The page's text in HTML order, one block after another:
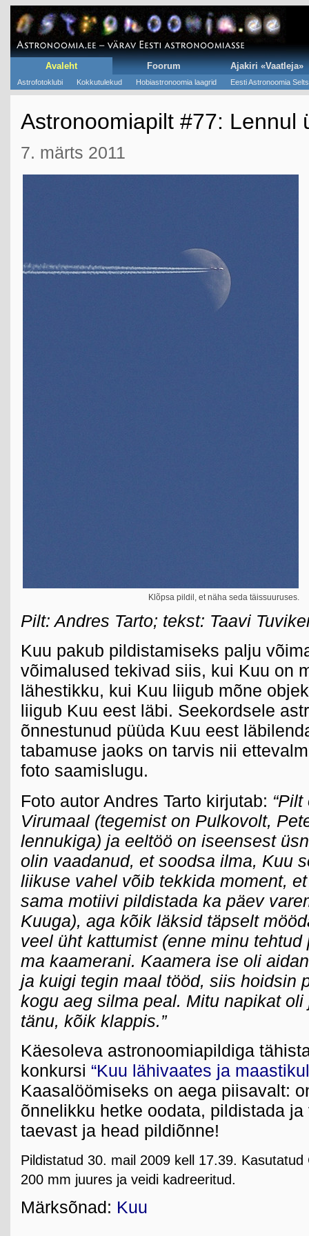
Avaleht Foorum Ajakiri «Vaatleja»
Astrofotoklubi Kokkutulekud Hobiastronoomia laagrid Eesti Astronoomia Selts
Astronoomiapilt #77: Lennul
7. märts 2011
Klõpsa pildil, et näha seda täissuuruses.
Pilt: Andres Tarto; tekst: Taavi
Kuu pakub pildistamiseks palju
võimalused tekivad siis, kui Kuu on
lähestikku, kui Kuu liigub mõne
liigub Kuu eest läbi. Seekordsele
õnnestunud püüda Kuu eest
tabamuse jaoks on tarvis nii
foto saamislugu.
Foto autor Andres Tarto kirjutab:
Virumaal (tegemist on Pulkovolt,
lennukiga) ja eeltöö on iseensest
olin vaadanud, et soodsa ilma, Kuu
liikuse vahel võib tekkida moment,
sama motiivi pildistada ka päev
Kuuga), aga kõik läksid täpselt
veel üht kattumist (enne minu
ma kaamerani. Kaamera ise oli
ja kuigi tegin maal tööd, siis hoidsin
kogu aeg silma peal. Mitu napikat
tänu, kõik klappis.”
Käesoleva astronoomiapildiga
konkursi “Kuu lähivaates ja
Kaasalöömiseks on aega piisavalt:
õnnelikku hetke oodata, pildistada
taevast ja head pildiõnne!
Pildistatud 30. mail 2009 kell 17.39.
200 mm juures ja veidi kadreeritud.
Märksõnad: Kuu